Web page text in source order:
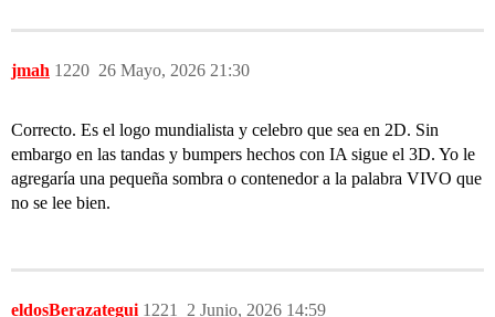
jmah 26 Mayo, 2026 21:30
1220
Correcto. Es el logo mundialista y celebro que sea en 2D. Sin
embargo en las tandas y bumpers hechos con IA sigue el 3D. Yo le
agregaría una pequeña sombra o contenedor a la palabra VIVO que
no se lee bien.
eldosBerazategui 2 Junio, 2026 14:59
1221